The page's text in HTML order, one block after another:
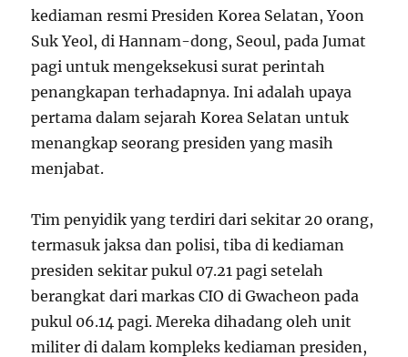
kediaman resmi Presiden Korea Selatan, Yoon
Suk Yeol, di Hannam-dong, Seoul, pada Jumat
pagi untuk mengeksekusi surat perintah
penangkapan terhadapnya. Ini adalah upaya
pertama dalam sejarah Korea Selatan untuk
menangkap seorang presiden yang masih
menjabat.
Tim penyidik yang terdiri dari sekitar 20 orang,
termasuk jaksa dan polisi, tiba di kediaman
presiden sekitar pukul 07.21 pagi setelah
berangkat dari markas CIO di Gwacheon pada
pukul 06.14 pagi. Mereka dihadang oleh unit
militer di dalam kompleks kediaman presiden,